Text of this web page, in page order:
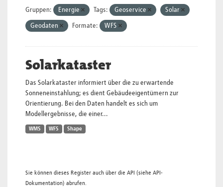
Gruppen: Energie Tags: Geoservice Solar
Geodaten Formate: WFS
Solarkataster
Das Solarkataster informiert über die zu erwartende
Sonneneinstahlung; es dient Gebäudeeigentümern zur
Orientierung. Bei den Daten handelt es sich um
Modellergebnisse, die einer...
WMS WFS Shape
Sie können dieses Register auch über die API (siehe API-
Dokumentation) abrufen.